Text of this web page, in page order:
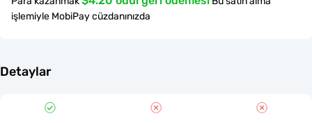
işlemiyle MobiPay cüzdanınızda
Detaylar